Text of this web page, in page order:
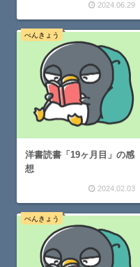
2024.06.29
べんきょう
洋書読書「19ヶ月目」の感
想
2024.02.03
べんきょう